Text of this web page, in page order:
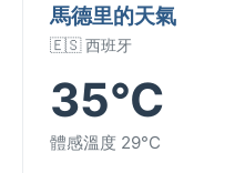
馬德里的天氣
🇪🇸 西班牙
35°C
體感溫度 29°C